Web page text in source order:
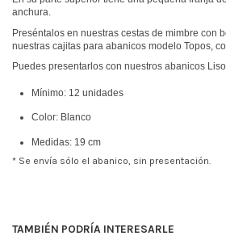
anchura.
Preséntalos en nuestras cestas de mimbre con
nuestras cajitas para abanicos modelo Topos,
Puedes presentarlos con nuestros abanicos
Mínimo: 12 unidades
Color: Blanco
Medidas: 19 cm
* Se envía sólo el abanico, sin presentación.
TAMBIÉN PODRÍA INTERESARLE